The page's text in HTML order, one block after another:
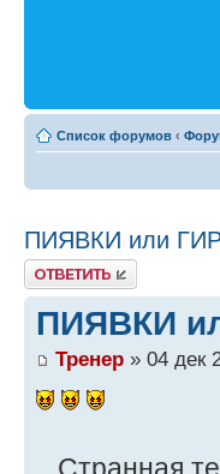
Список форумов ‹
ПИЯВКИ или
Ответить
ПИЯВКИ
Тренер » 04 дек